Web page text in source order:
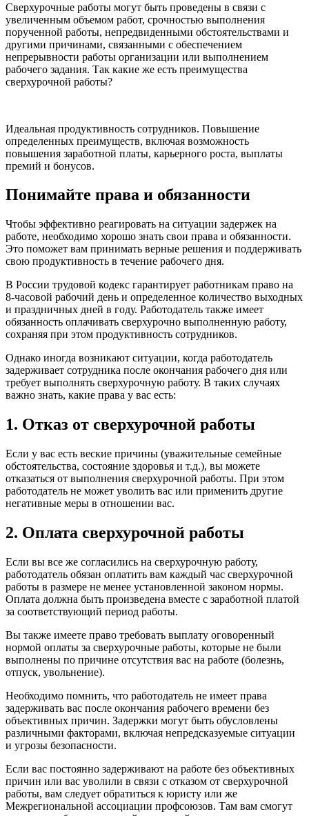
Сверхурочные работы могут быть проведены в связи с
увеличенным объемом работ, срочностью выполнения
порученной работы, непредвиденными обстоятельствами и
другими причинами, связанными с обеспечением
непрерывности работы организации или выполнением
рабочего задания. Так какие же есть преимущества
сверхурочной работы?
Идеальная продуктивность сотрудников. Повышение
определенных преимуществ, включая возможность
повышения заработной платы, карьерного роста, выплаты
премий и бонусов.
Понимайте права и обязанности
Чтобы эффективно реагировать на ситуации задержек на
работе, необходимо хорошо знать свои права и обязанности.
Это поможет вам принимать верные решения и поддерживать
свою продуктивность в течение рабочего дня.
В России трудовой кодекс гарантирует работникам право на
8-часовой рабочий день и определенное количество выходных
и праздничных дней в году. Работодатель также имеет
обязанность оплачивать сверхурочно выполненную работу,
сохраняя при этом продуктивность сотрудников.
Однако иногда возникают ситуации, когда работодатель
задерживает сотрудника после окончания рабочего дня или
требует выполнять сверхурочную работу. В таких случаях
важно знать, какие права у вас есть:
1. Отказ от сверхурочной работы
Если у вас есть веские причины (уважительные семейные
обстоятельства, состояние здоровья и т.д.), вы можете
отказаться от выполнения сверхурочной работы. При этом
работодатель не может уволить вас или применить другие
негативные меры в отношении вас.
2. Оплата сверхурочной работы
Если вы все же согласились на сверхурочную работу,
работодатель обязан оплатить вам каждый час сверхурочной
работы в размере не менее установленной законом нормы.
Оплата должна быть произведена вместе с заработной платой
за соответствующий период работы.
Вы также имеете право требовать выплату оговоренный
нормой оплаты за сверхурочные работы, которые не были
выполнены по причине отсутствия вас на работе (болезнь,
отпуск, увольнение).
Необходимо помнить, что работодатель не имеет права
задерживать вас после окончания рабочего времени без
объективных причин. Задержки могут быть обусловлены
различными факторами, включая непредсказуемые ситуации
и угрозы безопасности.
Если вас постоянно задерживают на работе без объективных
причин или вас уволили в связи с отказом от сверхурочной
работы, вам следует обратиться к юристу или же
Межрегиональной ассоциации профсоюзов. Там вам смогут